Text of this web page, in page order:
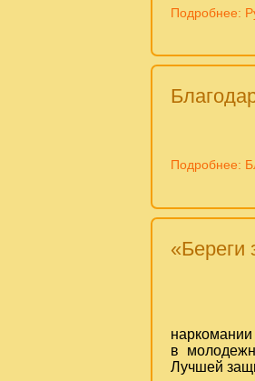
Подробнее:
Подробнее:
«Береги
в
Лучшей